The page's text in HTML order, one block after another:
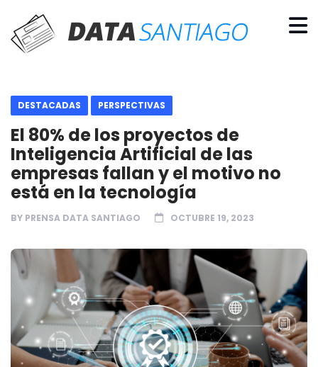
DESTACADAS PERSPECTIVAS
El 80% de los proyectos de
Inteligencia Artificial de las
empresas fallan y el motivo no
está en la tecnología
BY PRENSA DATA SANTIAGO OCTUBRE 19, 2023